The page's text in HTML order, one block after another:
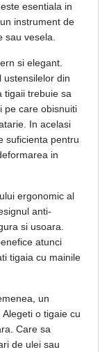
esentiala in
instrument de
vesela.
si elegant.
ustensilelor din
tigaii trebuie sa
pe care obisnuiti
In acelasi
suficienta pentru
in
ergonomic al
anti-
si usoara.
atunci
tigaia cu mainile
un
o tigaie cu
Care sa
de ulei sau